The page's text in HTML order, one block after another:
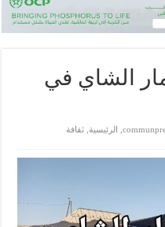
الشاي في
الرئيسية ,ثقافة